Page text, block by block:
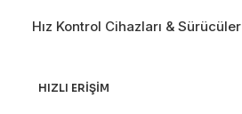
Hız Kontrol Cihazları & Sürücüler
HIZLI ERIŞIM